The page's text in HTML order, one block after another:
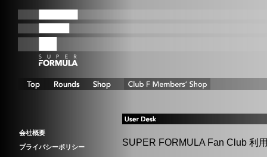
会社概要
プライバシーポリシー
SUPER FORMULA Fan Club 利